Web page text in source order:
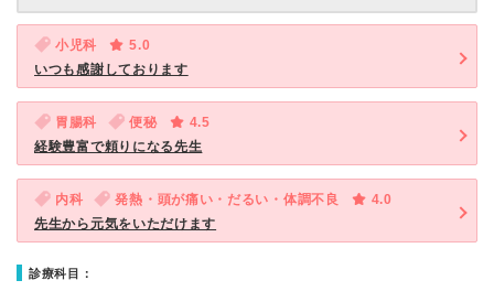
小児科
5.0
いつも感謝しております
胃腸科 便秘
4.5
経験豊富で頼りになる先生
内科 発熱・頭が痛い・だるい・体調不良
4.0
先生から元気をいただけます
診療科目：